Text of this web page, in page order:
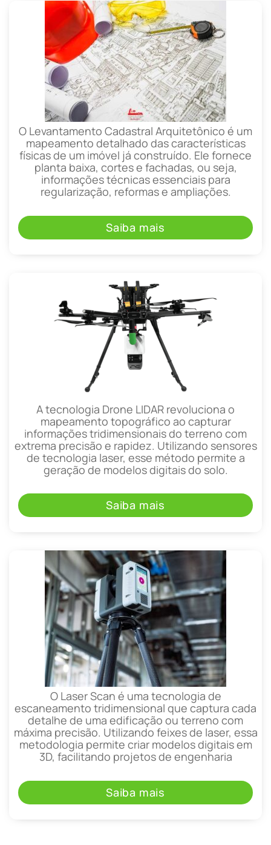
O Levantamento Cadastral Arquitetônico é um
mapeamento detalhado das características
físicas de um imóvel já construído. Ele fornece
planta baixa, cortes e fachadas, ou seja,
informações técnicas essenciais para
regularização, reformas e ampliações.
Saiba mais
A tecnologia Drone LIDAR revoluciona o
mapeamento topográfico ao capturar
informações tridimensionais do terreno com
extrema precisão e rapidez. Utilizando sensores
de tecnologia laser, esse método permite a
geração de modelos digitais do solo.
Saiba mais
O Laser Scan é uma tecnologia de
escaneamento tridimensional que captura cada
detalhe de uma edificação ou terreno com
máxima precisão. Utilizando feixes de laser, essa
metodologia permite criar modelos digitais em
3D, facilitando projetos de engenharia
Saiba mais